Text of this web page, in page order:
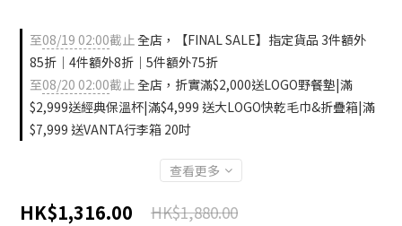
至08/19 02:00截止全店，【FINAL SALE】指定貨品 3件額外
85折｜4件額外8折｜5件額外75折
至08/20 02:00截止全店，折實滿$2,000送LOGO野餐墊|滿
$2,999送經典保溫杯|滿$4,999 送大LOGO快乾毛巾&折疊箱|滿
$7,999 送VANTA行李箱 20吋
查看更多
HK$1,316.00 HK$1,880.00